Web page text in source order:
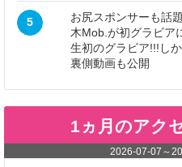
5
お尻スポンサーも話
木Mob.が初グラビア
生初のグラビア!!!し
裏側動画も公開
1ヵ月のアク
2026-07-07 ～